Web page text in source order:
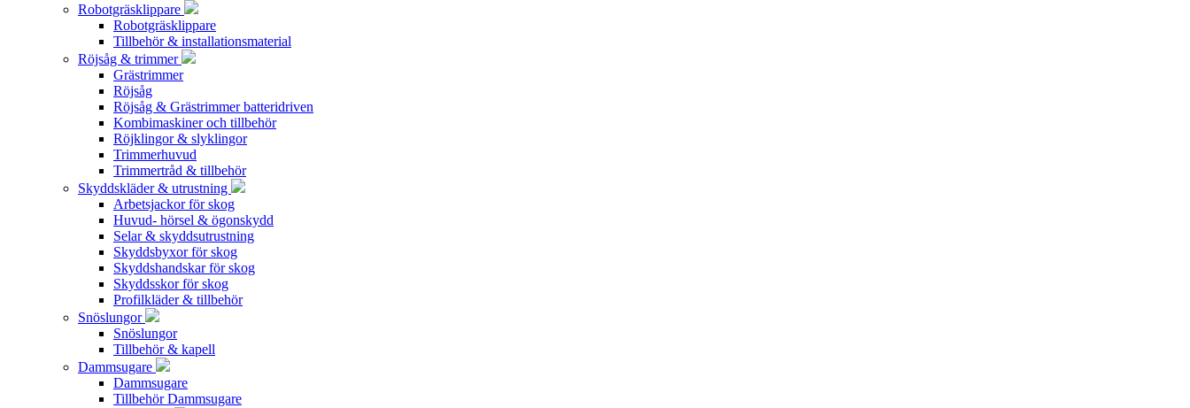
Robotgräsklippare
Robotgräsklippare
Tillbehör & installationsmaterial
Röjsåg & trimmer
Grästrimmer
Röjsåg
Röjsåg & Grästrimmer batteridriven
Kombimaskiner och tillbehör
Röjklingor & slyklingor
Trimmerhuvud
Trimmertråd & tillbehör
Skyddskläder & utrustning
Arbetsjackor för skog
Huvud- hörsel & ögonskydd
Selar & skyddsutrustning
Skyddsbyxor för skog
Skyddshandskar för skog
Skyddsskor för skog
Profilkläder & tillbehör
Snöslungor
Snöslungor
Tillbehör & kapell
Dammsugare
Dammsugare
Tillbehör Dammsugare